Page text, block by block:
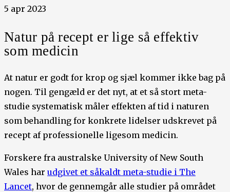
5 apr 2023
Natur på recept er lige så effektiv
som medicin
At natur er godt for krop og sjæl kommer ikke bag på
nogen. Til gengæld er det nyt, at et så stort meta-
studie systematisk måler effekten af tid i naturen
som behandling for konkrete lidelser udskrevet på
recept af professionelle ligesom medicin.
Forskere fra australske University of New South
Wales har udgivet et såkaldt meta-studie i The
Lancet, hvor de gennemgår alle studier på området